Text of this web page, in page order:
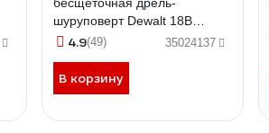
шуруповерт Dewalt 18В
DCD708P2T DCD708P2T-QW
4.9(49) 35024137
В корзину